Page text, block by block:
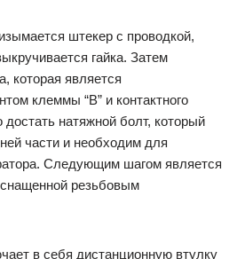
штекер с проводкой,
гайка. Затем
которая является
клеммы “В” и контактного
натяжной болт, который
части и необходим для
Следующим шагом является
резьбовым
в себя дистанционную втулку